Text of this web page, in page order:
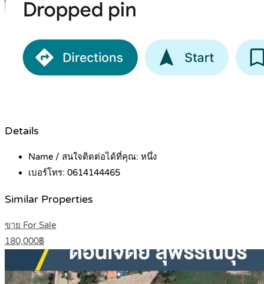
Details
Name / สนใจติดต่อได้ที่คุณ: หนึ่ง
เบอร์โทร: 0614144465
Similar Properties
ขาย For Sale
180,000฿